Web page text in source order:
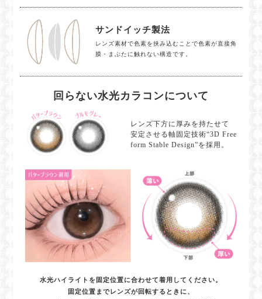
サンドイッチ製法
レンズ素材で色素を挟み込むことで色素が直接角
膜・まぶたに触れない構造です。
回らない水光カラコンについて
レンズ下方に厚みを持たせて
安定させる軸固定技術“3D Free
form Stable Design”を採用。
水光ハイライトを固定位置に合わせて着用してください。
固定位置までレンズが回転するときに、